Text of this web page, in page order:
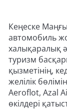
Кеңеске
автомобиль
халықаралық
туризм
қызметінің,
желілік
Aeroflot, Azal
өкілдері